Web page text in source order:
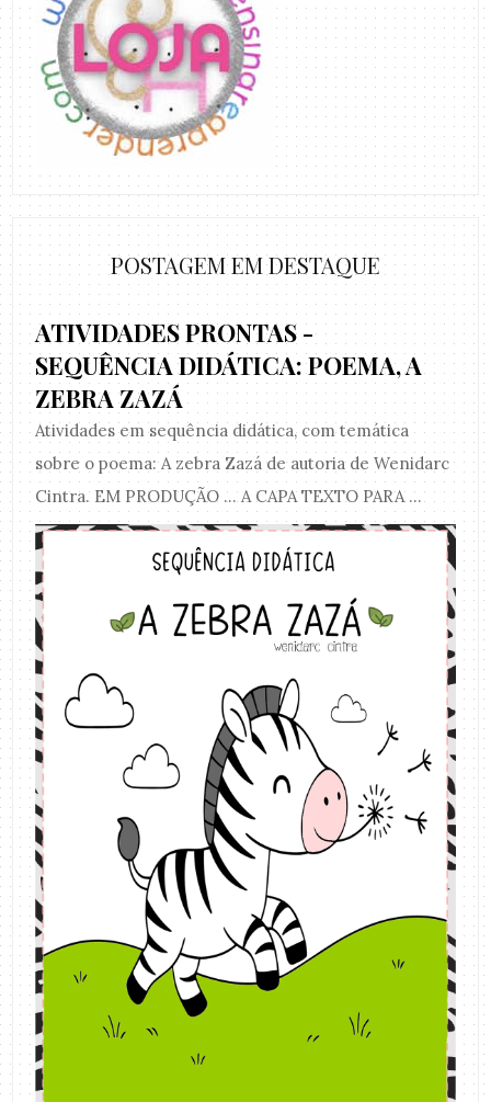
POSTAGEM EM DESTAQUE
ATIVIDADES PRONTAS -
SEQUÊNCIA DIDÁTICA: POEMA, A
ZEBRA ZAZÁ
Atividades em sequência didática, com temática
sobre o poema: A zebra Zazá de autoria de Wenidarc
Cintra. EM PRODUÇÃO ... A CAPA TEXTO PARA ...